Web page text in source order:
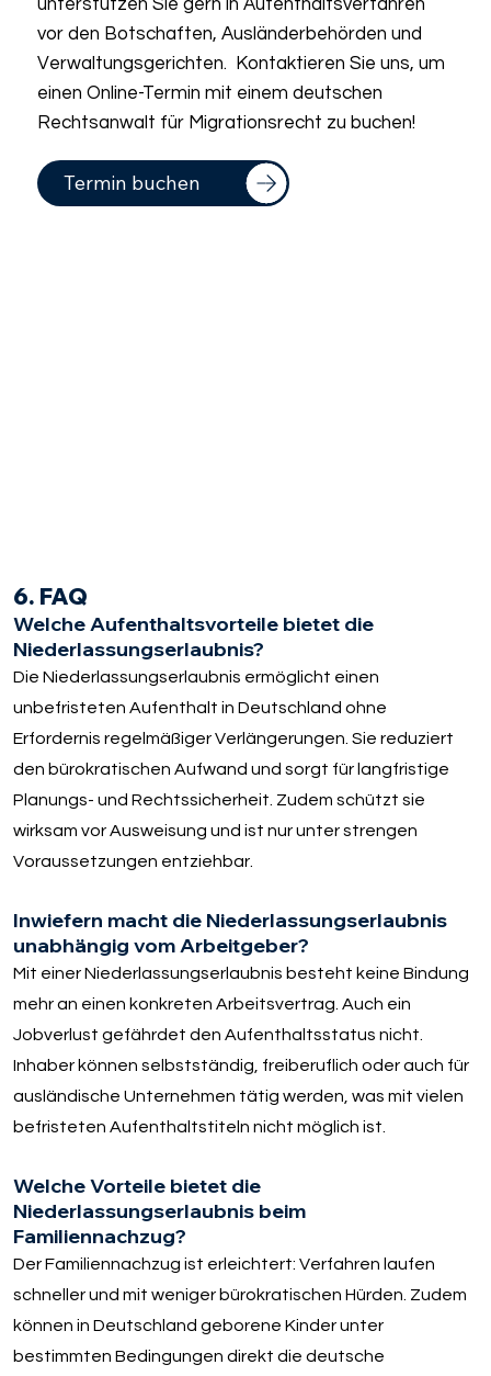
unterstützen Sie gern in Aufenthaltsverfahren
vor den Botschaften, Ausländerbehörden und
Verwaltungsgerichten. Kontaktieren Sie uns, um
einen Online-Termin mit einem deutschen
Rechtsanwalt für Migrationsrecht zu buchen!
Termin buchen
6. FAQ
Welche Aufenthaltsvorteile bietet die
Niederlassungserlaubnis?
Die Niederlassungserlaubnis ermöglicht einen
unbefristeten Aufenthalt in Deutschland ohne
Erfordernis regelmäßiger Verlängerungen. Sie reduziert
den bürokratischen Aufwand und sorgt für langfristige
Planungs- und Rechtssicherheit. Zudem schützt sie
wirksam vor Ausweisung und ist nur unter strengen
Voraussetzungen entziehbar.
Inwiefern macht die Niederlassungserlaubnis
unabhängig vom Arbeitgeber?
Mit einer Niederlassungserlaubnis besteht keine Bindung
mehr an einen konkreten Arbeitsvertrag. Auch ein
Jobverlust gefährdet den Aufenthaltsstatus nicht.
Inhaber können selbstständig, freiberuflich oder auch für
ausländische Unternehmen tätig werden, was mit vielen
befristeten Aufenthaltstiteln nicht möglich ist.
Welche Vorteile bietet die
Niederlassungserlaubnis beim
Familiennachzug?
Der Familiennachzug ist erleichtert: Verfahren laufen
schneller und mit weniger bürokratischen Hürden. Zudem
können in Deutschland geborene Kinder unter
bestimmten Bedingungen direkt die deutsche